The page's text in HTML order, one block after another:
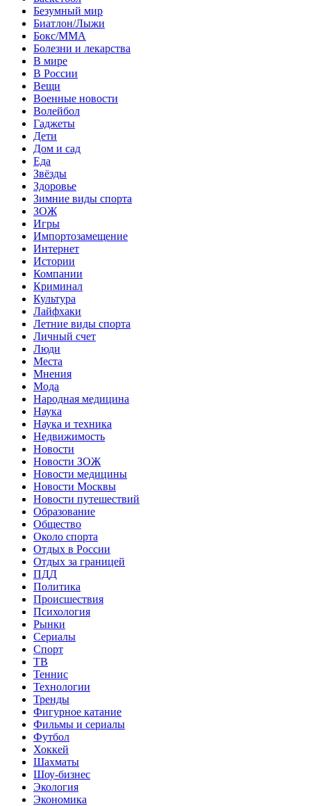
Безумный мир
Биатлон/Лыжи
Бокс/MMA
Болезни и лекарства
В мире
В России
Вещи
Военные новости
Волейбол
Гаджеты
Дети
Дом и сад
Еда
Звёзды
Здоровье
Зимние виды спорта
ЗОЖ
Игры
Импортозамещение
Интернет
Истории
Компании
Криминал
Культура
Лайфхаки
Летние виды спорта
Личный счет
Люди
Места
Мнения
Мода
Народная медицина
Наука
Наука и техника
Недвижимость
Новости
Новости ЗОЖ
Новости медицины
Новости Москвы
Новости путешествий
Образование
Общество
Около спорта
Отдых в России
Отдых за границей
ПДД
Политика
Происшествия
Психология
Рынки
Сериалы
Спорт
ТВ
Теннис
Технологии
Тренды
Фигурное катание
Фильмы и сериалы
Футбол
Хоккей
Шахматы
Шоу-бизнес
Экология
Экономика